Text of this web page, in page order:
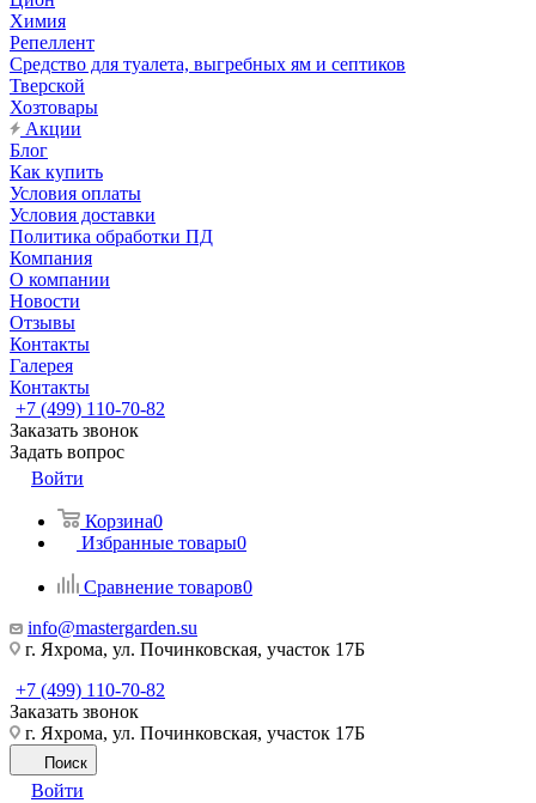
Химия
Репеллент
Средство для туалета, выгребных ям и септиков
Тверской
Хозтовары
Акции
Блог
Как купить
Условия оплаты
Условия доставки
Политика обработки ПД
Компания
О компании
Новости
Отзывы
Контакты
Галерея
Контакты
+7 (499) 110-70-82
Заказать звонок
Задать вопрос
Войти
Корзина0
Избранные товары0
Сравнение товаров0
info@mastergarden.su
г. Яхрома, ул. Починковская, участок 17Б
+7 (499) 110-70-82
Заказать звонок
г. Яхрома, ул. Починковская, участок 17Б
Поиск
Войти